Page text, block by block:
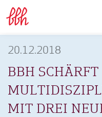
20.12.2018
BBH SCHÄRFT
MIT DREI